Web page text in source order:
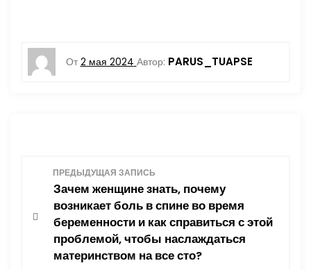
От 2 мая 2024 Автор: PARUS_TUAPSE
ПРЕДЫДУЩАЯ ЗАПИСЬ
Зачем женщине знать, почему
возникает боль в спине во время
беременности и как справиться с этой
проблемой, чтобы наслаждаться
материнством на все сто?